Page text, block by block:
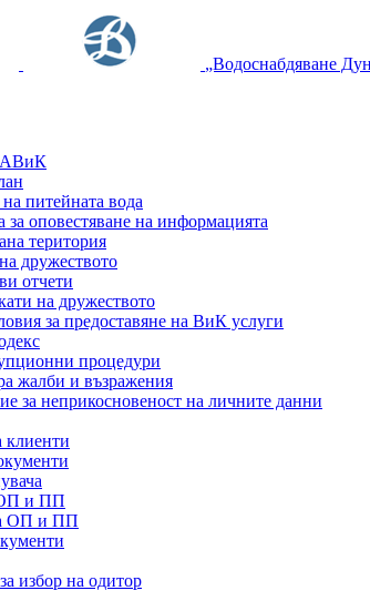
„Водоснабдяване
АВиК
питейната вода
за оповестяване на информацията
територия
дружеството
отчети
на дружеството
за предоставяне на ВиК услуги
процедури
жалби и възражения
за неприкосновеност на личните данни
клиенти
и ПП
ОП и ПП
избор на одитор